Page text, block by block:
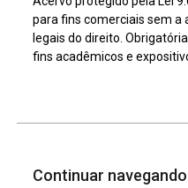
para fins comerciais sem
legais do direito.
fins acadêmicos e
Continuar navegando